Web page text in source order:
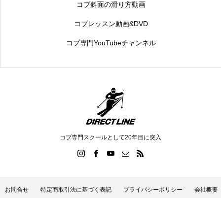
コブ斜面の滑り方動画
コブレッスン動画&DVD
コブ専門YouTubeチャンネル
コブ専門スクールとして20年目に突入
お問合せ 特定商取引法に基づく表記 プライバシーポリシー 会社概要